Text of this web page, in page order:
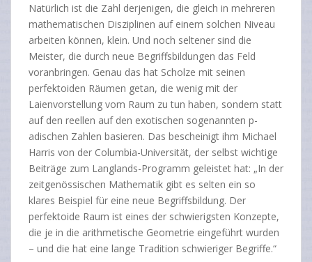
Natürlich ist die Zahl derjenigen, die gleich in mehreren
mathematischen Disziplinen auf einem solchen Niveau
arbeiten können, klein. Und noch seltener sind die
Meister, die durch neue Begriffsbildungen das Feld
voranbringen. Genau das hat Scholze mit seinen
perfektoiden Räumen getan, die wenig mit der
Laienvorstellung vom Raum zu tun haben, sondern statt
auf den reellen auf den exotischen sogenannten p-
adischen Zahlen basieren. Das bescheinigt ihm Michael
Harris von der Columbia-Universität, der selbst wichtige
Beiträge zum Langlands-Programm geleistet hat: „In der
zeitgenössischen Mathematik gibt es selten ein so
klares Beispiel für eine neue Begriffsbildung. Der
perfektoide Raum ist eines der schwierigsten Konzepte,
die je in die arithmetische Geometrie eingeführt wurden
– und die hat eine lange Tradition schwieriger Begriffe.“